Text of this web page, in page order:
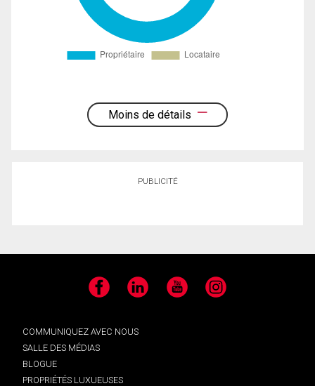
Moins de détails
PUBLICITÉ
Facebook LinkedIn YouTube Instagram
COMMUNIQUEZ AVEC NOUS
SALLE DES MÉDIAS
BLOGUE
PROPRIÉTÉS LUXUEUSES